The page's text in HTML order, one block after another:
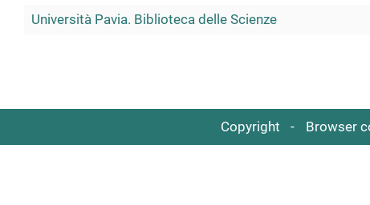
Università Pavia. Biblioteca delle Scienze
Copyright Browser